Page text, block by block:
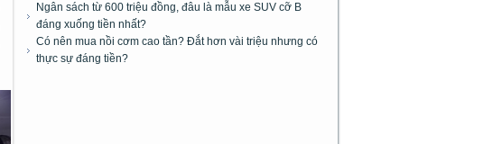
Ngân sách từ 600 triệu đồng, đâu là mẫu xe SUV cỡ B
đáng xuống tiền nhất?
Có nên mua nồi cơm cao tần? Đắt hơn vài triệu nhưng có
thực sự đáng tiền?